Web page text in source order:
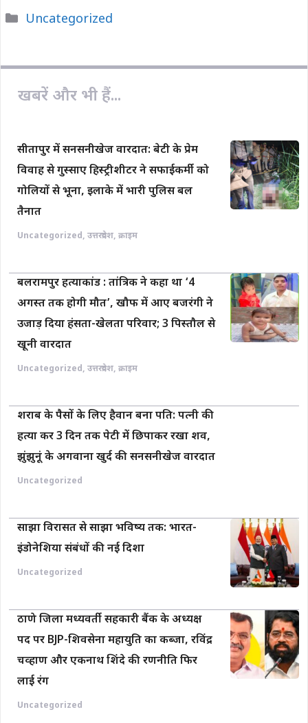
e
o
k
t
A
y
i
k
Categories
Uncategorized
खबरें और भी हैं...
सीतापुर में सनसनीखेज वारदात: बेटी के प्रेम
विवाह से गुस्साए हिस्ट्रीशीटर ने सफाईकर्मी को
गोलियों से भूना, इलाके में भारी पुलिस बल
तैनात
Uncategorized, उत्तरप्रदेश, क्राइम
बलरामपुर हत्याकांड : तांत्रिक ने कहा था ‘4
अगस्त तक होगी मौत’, खौफ में आए बजरंगी ने
उजाड़ दिया हंसता-खेलता परिवार; 3 पिस्तौल से
खूनी वारदात
Uncategorized, उत्तरप्रदेश, क्राइम
शराब के पैसों के लिए हैवान बना पति: पत्नी की
हत्या कर 3 दिन तक पेटी में छिपाकर रखा शव,
झुंझुनूं के अगवाना खुर्द की सनसनीखेज वारदात
Uncategorized
साझा विरासत से साझा भविष्य तक: भारत-
इंडोनेशिया संबंधों की नई दिशा
Uncategorized
ठाणे जिला मध्यवर्ती सहकारी बैंक के अध्यक्ष
पद पर BJP-शिवसेना महायुति का कब्जा, रविंद्र
चव्हाण और एकनाथ शिंदे की रणनीति फिर
लाई रंग
Uncategorized